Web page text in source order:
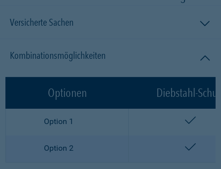
Versicherte Sachen
Kombinationsmöglichkeiten
Optionen Diebstahl-
Option 1
Option 2